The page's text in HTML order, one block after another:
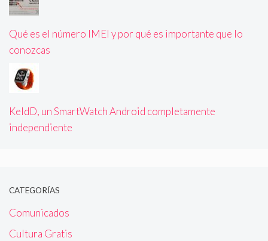
Qué es el número IMEI y por qué es importante que lo
conozcas
KeldD, un SmartWatch Android completamente
independiente
CATEGORÍAS
Comunicados
Cultura Gratis